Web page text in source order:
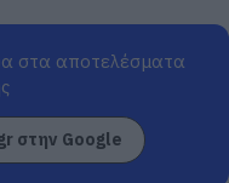
στα αποτελέσματα
στην Google